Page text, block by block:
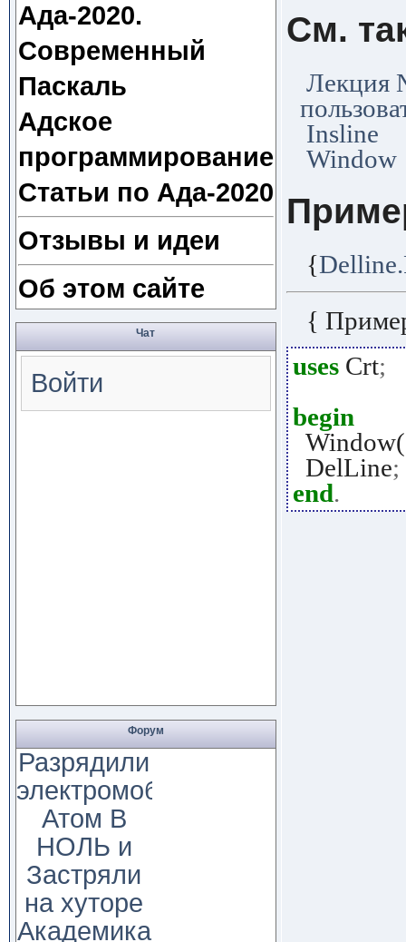
Ада-2020.
Современный
Паскаль
Адское
программирование
Статьи по Ада-2020
Отзывы и идеи
Об этом сайте
Чат
Войти
Форум
Разрядили
электромобиль
Атом В
НОЛЬ и
Застряли
на хуторе
Академика
См.
Лекция
Insline
Window
{
{
usesCrt;
begin
Window(
DelLine;
end.